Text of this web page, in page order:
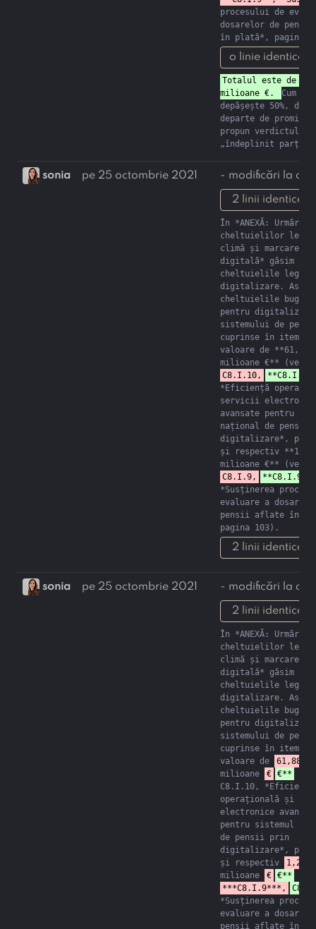
procesului de
dosarelor de
în plată*, pagina
o linie identică
Totalul este de
milioane €.
Cum
depășește 50%, dar
departe de
propun verdictul
„îndeplinit
sonia pe 25 octombrie 2021 - modificări la
2 linii identice
În *ANEXĂ:
cheltuielilor
climă și marcarea
digitală* găsim
cheltuielile legate
digitalizare.
cheltuielile
pentru
sistemului de
cuprinse în itemii
valoare de **61,88
C8.I.10,
*Eficiență
servicii
avansate pentru
național de pensii
digitalizare*,
și respectiv **1,27
C8.I.9,
**C8.I.9**,
*Susținerea
evaluare a
pensii aflate în
pagina 103).
2 linii identice
sonia pe 25 octombrie 2021 - modificări la
2 linii identice
În *ANEXĂ:
cheltuielilor
climă și marcarea
digitală* găsim
cheltuielile legate
digitalizare.
cheltuielile
pentru
sistemului de
cuprinse în itemii
valoare de
61,88
milioane
€ €**
C8.I.10, *Eficiență
operațională și
electronice
pentru sistemul
de pensii prin
digitalizare*,
și respectiv
1,27
milioane
€ €**
***C8.I.9***,
*Susținerea
evaluare a
pensii aflate în